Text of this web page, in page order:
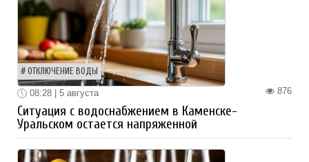
ОТКЛЮЧЕНИЕ ВОДЫ
876
08:28 | 5 августа
Ситуация с водоснабжением в Каменске-
Уральском остается напряженной